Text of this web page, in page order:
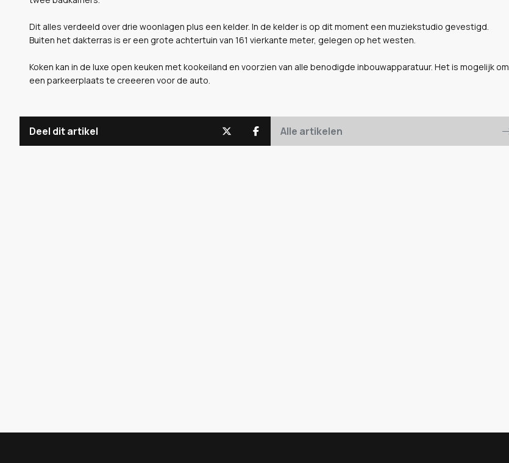
Dit alles verdeeld over drie woonlagen plus een kelder. In de kelder is op dit moment een muziekstudio gevestigd.
Buiten het dakterras is er een grote achtertuin van 161 vierkante meter, gelegen op het westen.
Koken kan in de luxe open keuken met kookeiland en voorzien van alle benodigde inbouwapparatuur. Het is mogelijk om
een parkeerplaats te creeeren voor de auto.
Deel dit artikel Alle artikelen